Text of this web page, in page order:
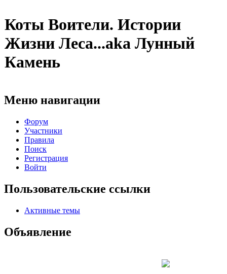
Коты Воители. Истории
Жизни Леса...aka Лунный
Камень
Меню навигации
Форум
Участники
Правила
Поиск
Регистрация
Войти
Пользовательские ссылки
Активные темы
Объявление